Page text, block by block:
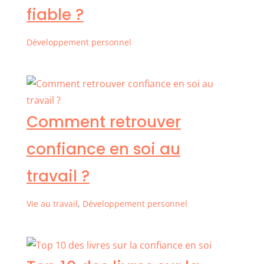
fiable ?
Développement personnel
Comment retrouver
confiance en soi au
travail ?
Vie au travail, Développement personnel